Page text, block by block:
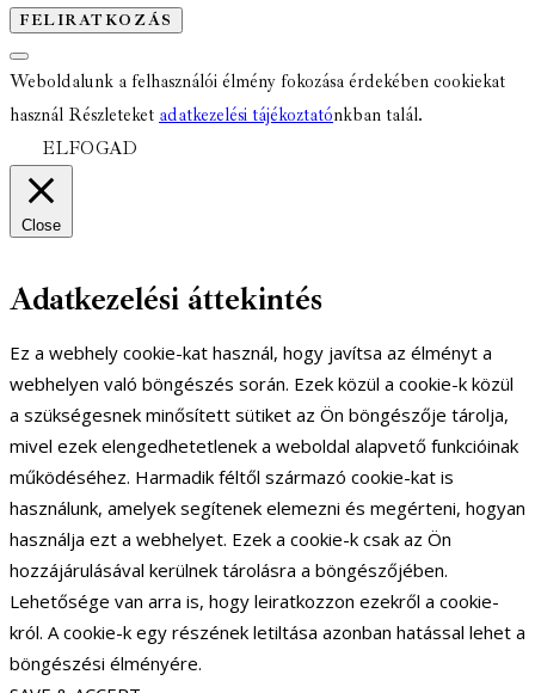
Weboldalunk a felhasználói élmény fokozása érdekében cookiekat
használ Részleteket adatkezelési tájékoztatónkban talál.
ELFOGAD
Close
Adatkezelési áttekintés
Ez a webhely cookie-kat használ, hogy javítsa az élményt a
webhelyen való böngészés során. Ezek közül a cookie-k közül
a szükségesnek minősített sütiket az Ön böngészője tárolja,
mivel ezek elengedhetetlenek a weboldal alapvető funkcióinak
működéséhez. Harmadik féltől származó cookie-kat is
használunk, amelyek segítenek elemezni és megérteni, hogyan
használja ezt a webhelyet. Ezek a cookie-k csak az Ön
hozzájárulásával kerülnek tárolásra a böngészőjében.
Lehetősége van arra is, hogy leiratkozzon ezekről a cookie-
król. A cookie-k egy részének letiltása azonban hatással lehet a
böngészési élményére.